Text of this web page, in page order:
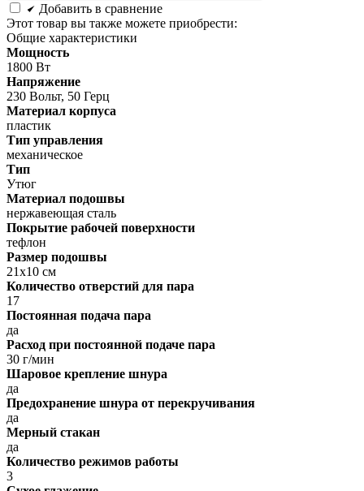
Добавить в сравнение
Этот товар вы также можете приобрести:
Общие характеристики
Мощность
1800 Вт
Напряжение
230 Вольт, 50 Герц
Материал корпуса
пластик
Тип управления
механическое
Тип
Утюг
Материал подошвы
нержавеющая сталь
Покрытие рабочей поверхности
тефлон
Размер подошвы
21х10 см
Количество отверстий для пара
17
Постоянная подача пара
да
Расход при постоянной подаче пара
30 г/мин
Шаровое крепление шнура
да
Предохранение шнура от перекручивания
да
Мерный стакан
да
Количество режимов работы
3